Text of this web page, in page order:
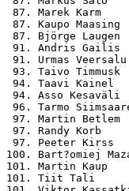
87.
87.
87.
91.
93.
94.
94.
96.
97.
97.
97.
101.
101. Tiit